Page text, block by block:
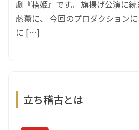
劇『椿姫』です。 旗揚げ公演に
藤薫に、 今回のプロダクション
に […]
立ち稽古とは